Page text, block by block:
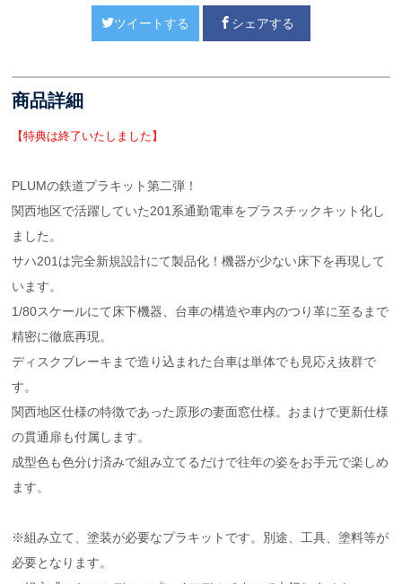
ツイートする シェアする
商品詳細
【特典は終了いたしました】
PLUMの鉄道プラキット第二弾！
関西地区で活躍していた201系通勤電車をプラスチックキット化し
ました。
サハ201は完全新規設計にて製品化！機器が少ない床下を再現して
います。
1/80スケールにて床下機器、台車の構造や車内のつり革に至るまで
精密に徹底再現。
ディスクブレーキまで造り込まれた台車は単体でも見応え抜群で
す。
関西地区仕様の特徴であった原形の妻面窓仕様。おまけで更新仕様
の貫通扉も付属します。
成型色も色分け済みで組み立てるだけで往年の姿をお手元で楽しめ
ます。
※組み立て、塗装が必要なプラキットです。別途、工具、塗料等が
必要となります。